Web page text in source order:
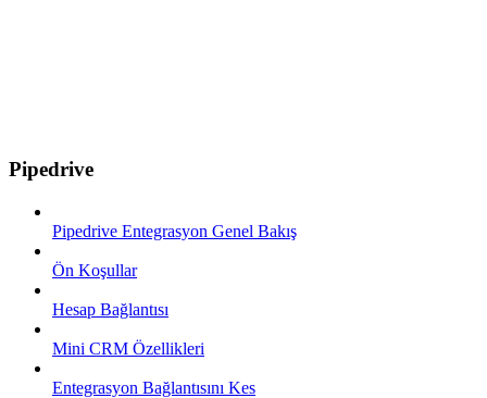
Pipedrive
Pipedrive Entegrasyon Genel Bakış
Ön Koşullar
Hesap Bağlantısı
Mini CRM Özellikleri
Entegrasyon Bağlantısını Kes